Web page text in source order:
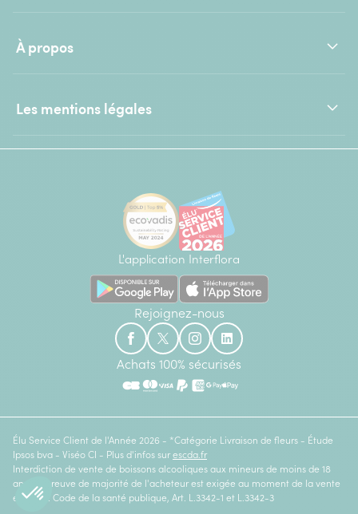
À propos
Les mentions légales
L'application Interflora
Rejoignez-nous
Achats 100% sécurisés
Élu Service Client de l'Année 2026 - *Catégorie Livraison de fleurs - Étude
Ipsos bva - Viséo CI - Plus d'infos sur escda.fr
Interdiction de vente de boissons alcooliques aux mineurs de moins de 18
ans. La preuve de majorité de l'acheteur est exigée au moment de la vente
en ligne. Code de la santé publique, Art. L.3342-1 et L.3342-3